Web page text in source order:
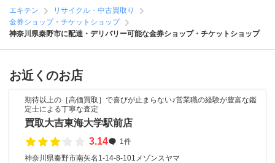
エキテン
リサイクル・中古買取り
金券ショップ・チケットショップ
神奈川県秦野市に配達・デリバリー可能な金券ショップ・チケットショップ
お近くのお店
期待以上の［高価買取］で喜びが止まらない♪営業職の経験が豊富な鑑
定士による丁寧な査定
買取大吉東海大学駅前店
3.14
1件
神奈川県秦野市南矢名1-14-8-101メゾンスヤマ